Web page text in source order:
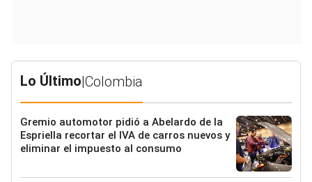
Lo Último|Colombia
Gremio automotor pidió a Abelardo de la
Espriella recortar el IVA de carros nuevos y
eliminar el impuesto al consumo